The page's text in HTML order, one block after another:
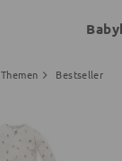
Themen Bestseller